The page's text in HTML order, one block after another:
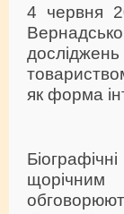
4 червня
як форма
щорічним